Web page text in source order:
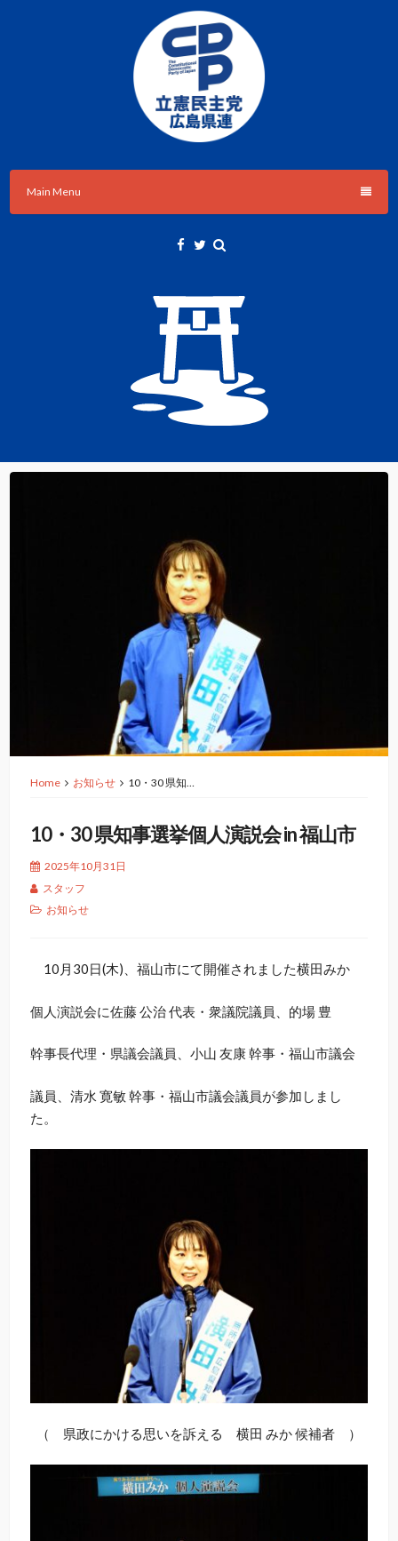
立憲民主党広島県総支部連合会
Main Menu
Home お知らせ 10・30 県知…
10・30 県知事選挙個人演説会 in 福山市
2025年10月31日
スタッフ
お知らせ
10月30日(木)、福山市にて開催されました横田みか
個人演説会に佐藤 公治 代表・衆議院議員、的場 豊
幹事長代理・県議会議員、小山 友康 幹事・福山市議会
議員、清水 寛敏 幹事・福山市議会議員が参加しまし
た。
（ 県政にかける思いを訴える 横田 みか 候補者 ）